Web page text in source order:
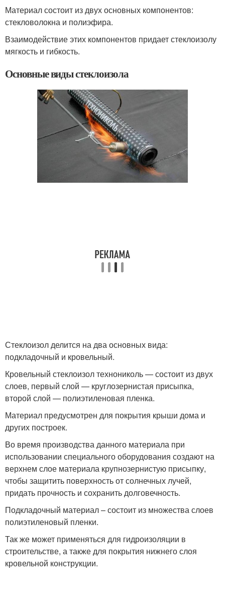
Материал состоит из двух основных компонентов:
стекловолокна и полиэфира.
Взаимодействие этих компонентов придает стеклоизолу
мягкость и гибкость.
Основные виды стеклоизола
Стеклоизол делится на два основных вида:
подкладочный и кровельный.
Кровельный стеклоизол технониколь — состоит из двух
слоев, первый слой — круглозернистая присыпка,
второй слой — полиэтиленовая пленка.
Материал предусмотрен для покрытия крыши дома и
других построек.
Во время производства данного материала при
использовании специального оборудования создают на
верхнем слое материала крупнозернистую присыпку,
чтобы защитить поверхность от солнечных лучей,
придать прочность и сохранить долговечность.
Подкладочный материал – состоит из множества слоев
полиэтиленовый пленки.
Так же может применяться для гидроизоляции в
строительстве, а также для покрытия нижнего слоя
кровельной конструкции.